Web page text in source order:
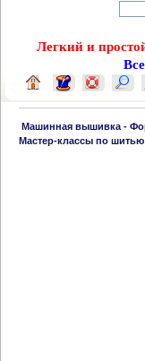
Легкий и
Машинная вышивка -
Мастер-классы по шитью